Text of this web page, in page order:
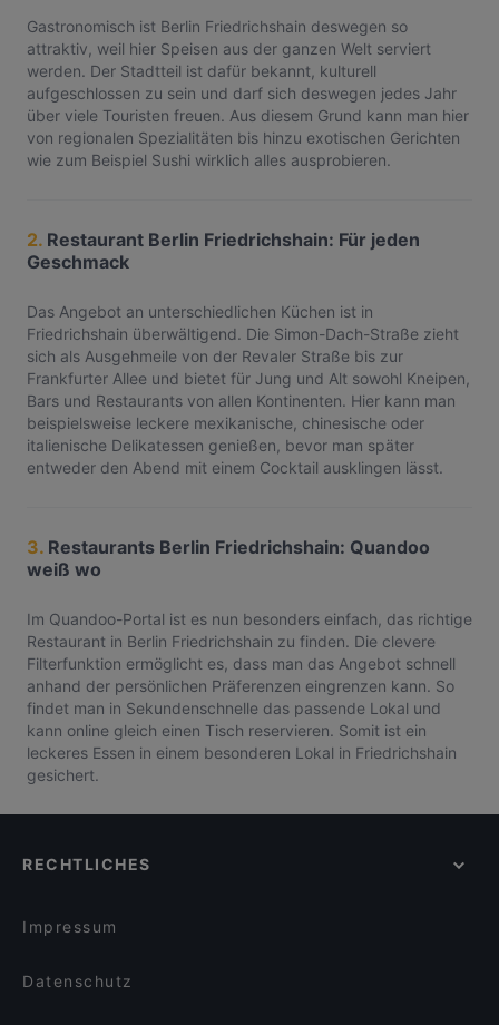
Gastronomisch ist Berlin Friedrichshain deswegen so
attraktiv, weil hier Speisen aus der ganzen Welt serviert
werden. Der Stadtteil ist dafür bekannt, kulturell
aufgeschlossen zu sein und darf sich deswegen jedes Jahr
über viele Touristen freuen. Aus diesem Grund kann man hier
von regionalen Spezialitäten bis hinzu exotischen Gerichten
wie zum Beispiel Sushi wirklich alles ausprobieren.
2. Restaurant Berlin Friedrichshain: Für jeden
Geschmack
Das Angebot an unterschiedlichen Küchen ist in
Friedrichshain überwältigend. Die Simon-Dach-Straße zieht
sich als Ausgehmeile von der Revaler Straße bis zur
Frankfurter Allee und bietet für Jung und Alt sowohl Kneipen,
Bars und Restaurants von allen Kontinenten. Hier kann man
beispielsweise leckere mexikanische, chinesische oder
italienische Delikatessen genießen, bevor man später
entweder den Abend mit einem Cocktail ausklingen lässt.
3. Restaurants Berlin Friedrichshain: Quandoo
weiß wo
Im Quandoo-Portal ist es nun besonders einfach, das richtige
Restaurant in Berlin Friedrichshain zu finden. Die clevere
Filterfunktion ermöglicht es, dass man das Angebot schnell
anhand der persönlichen Präferenzen eingrenzen kann. So
findet man in Sekundenschnelle das passende Lokal und
kann online gleich einen Tisch reservieren. Somit ist ein
leckeres Essen in einem besonderen Lokal in Friedrichshain
gesichert.
RECHTLICHES
Impressum
Datenschutz